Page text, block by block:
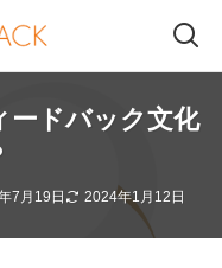
ードバック文化
7月19日 2024年1月12日